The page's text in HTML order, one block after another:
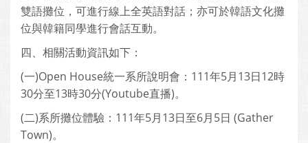
雙語攤位，可進行線上全英語對話；亦可於韓語文化攤
位與韓籍同學進行會話互動。
四、相關活動資訊如下：
(一)Open House統一系所說明會：111年5月13日12時
30分至13時30分(Youtube直播)。
(二)系所攤位體驗：111年5月13日至6月5日 (Gather
Town)。